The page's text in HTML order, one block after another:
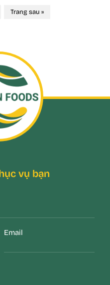
Trang sau »
vụ bạn
Email